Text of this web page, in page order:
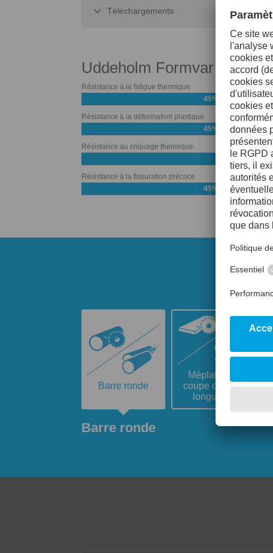
Téléchargements
Uddeholm Formvar
Résistance à la fatigue thermique
45%
Résistance à la déformation plastique
45%
Résistance au criquage thermique
Résistance à la fissuration précoce
45%
Barre ronde
Barre ronde
Méplat (une
coupe dans la
longueur)